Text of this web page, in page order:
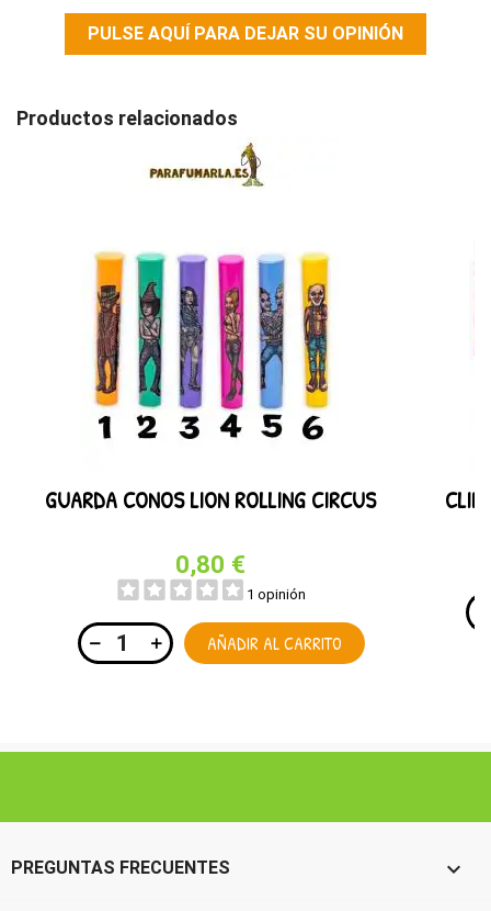
PULSE AQUÍ PARA DEJAR SU OPINIÓN
Productos relacionados
GUARDA CONOS LION ROLLING CIRCUS
0,80 €
1 opinión
AÑADIR AL CARRITO
PREGUNTAS FRECUENTES 